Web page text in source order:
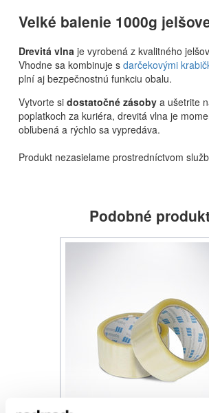
Velké balenie 1000g
Drevitá vlna je vyrobená z kvalitného
Vhodne sa kombinuje s darčekovými
plní aj bezpečnostnú funkciu obalu.
Vytvorte si dostatočné zásoby a ušetrite
poplatkoch za kuriéra, drevitá vlna je
obľubená a rýchlo sa vypredáva.
Produkt nezasielame prostredníctvom
Podobné